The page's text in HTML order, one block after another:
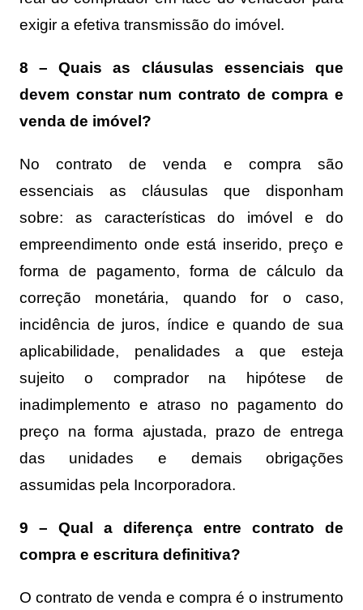
exigir a efetiva transmissão do imóvel.
8 – Quais as cláusulas essenciais que
devem constar num contrato de compra e
venda de imóvel?
No contrato de venda e compra são
essenciais as cláusulas que disponham
sobre: as características do imóvel e do
empreendimento onde está inserido, preço e
forma de pagamento, forma de cálculo da
correção monetária, quando for o caso,
incidência de juros, índice e quando de sua
aplicabilidade, penalidades a que esteja
sujeito o comprador na hipótese de
inadimplemento e atraso no pagamento do
preço na forma ajustada, prazo de entrega
das unidades e demais obrigações
assumidas pela Incorporadora.
9 – Qual a diferença entre contrato de
compra e escritura definitiva?
O contrato de venda e compra é o instrumento